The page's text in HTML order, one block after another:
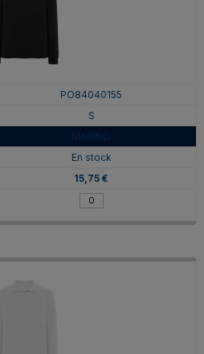
PO84040155
S
MARINO
En stock
15,75 €